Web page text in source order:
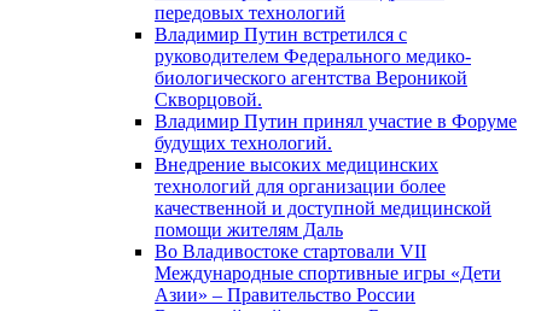
передовых технологий
Владимир Путин встретился с
руководителем Федерального медико-
биологического агентства Вероникой
Скворцовой.
Владимир Путин принял участие в Форуме
будущих технологий.
Внедрение высоких медицинских
технологий для организации более
качественной и доступной медицинской
помощи жителям Даль
Во Владивостоке стартовали VII
Международные спортивные игры «Дети
Азии» – Правительство России